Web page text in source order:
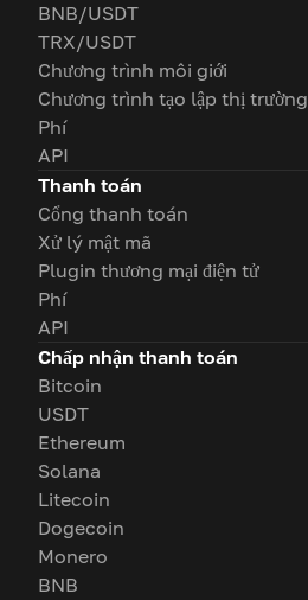
BNB/USDT
TRX/USDT
Chương trình môi giới
Chương trình tạo lập thị trường
Phí
API
Thanh toán
Cổng thanh toán
Xử lý mật mã
Plugin thương mại điện tử
Phí
API
Chấp nhận thanh toán
Bitcoin
USDT
Ethereum
Solana
Litecoin
Dogecoin
Monero
BNB